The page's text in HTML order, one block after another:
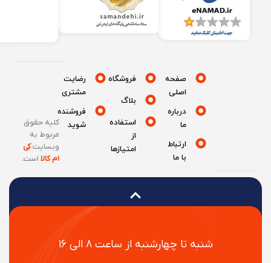
شنبه تا چهارشنبه از ساعت ۸ الی ۱۶
صفحه
درباره
ارتباط
فروشگاه
بلاگ
استفاده
امتیازها
رضایت
مشتری
فروشنده
شوید
کلیه حقوق
مربوط به
وبسایتکی
ام کالااست.